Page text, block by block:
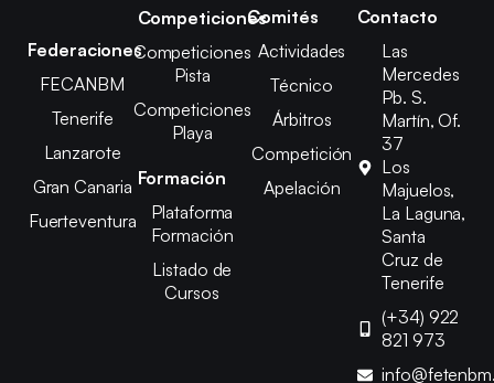
Federaciones
FECANBM
Tenerife
Lanzarote
Gran Canaria
Fuerteventura
Competiciones
Competiciones
Pista
Competiciones
Playa
Formación
Plataforma
Formación
Listado de
Cursos
Comités
Actividades
Técnico
Árbitros
Competición
Apelación
Contacto
Las
Mercedes
Pb. S.
Martín, Of.
37
Los
Majuelos,
La Laguna,
Santa
Cruz de
Tenerife
(+34) 922
821 973